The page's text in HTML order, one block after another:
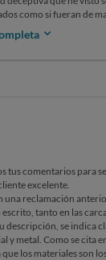
como si fueran de
como madera
cuando compro un
de plástico y papel
el producto. Estimo
de
a establecer una
y las imitaciones
con la leche,
diferenciadas).
tus comentarios para
excelente.
una reclamación
tanto en las
descripción, se indica
y metal. Como se cita
los materiales son